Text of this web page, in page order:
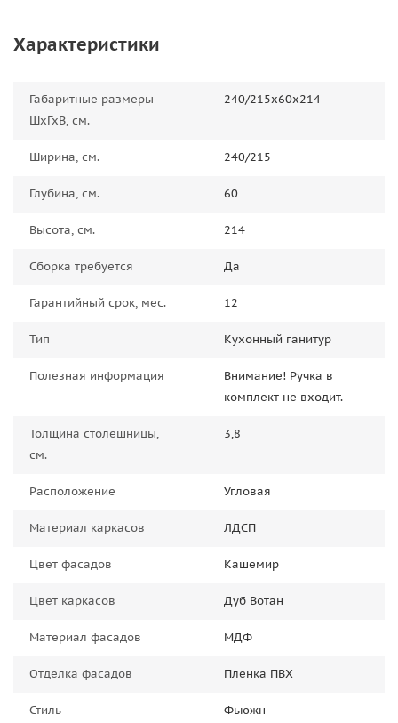
Характеристики
Габаритные размеры
ШхГхВ, см.
240/215х60х214
Ширина, см. 240/215
Глубина, см. 60
Высота, см. 214
Сборка требуется Да
Гарантийный срок, мес. 12
Тип Кухонный ганитур
Полезная информация
Внимание! Ручка в
комплект не входит.
Толщина столешницы,
см.
3,8
Расположение Угловая
Материал каркасов ЛДСП
Цвет фасадов Кашемир
Цвет каркасов Дуб Вотан
Материал фасадов МДФ
Отделка фасадов Пленка ПВХ
Стиль Фьюжн